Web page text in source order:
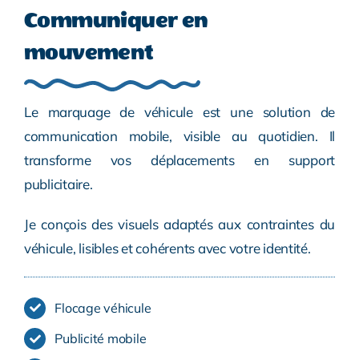
Communiquer en
mouvement
Le marquage de véhicule est une solution de
communication mobile, visible au quotidien. Il
transforme vos déplacements en support
publicitaire.
Je conçois des visuels adaptés aux contraintes du
véhicule, lisibles et cohérents avec votre identité.
Flocage véhicule
Publicité mobile